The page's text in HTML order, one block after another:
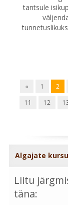
tantsule
« 1 2
11
12
Algajate
Liitu
täna: